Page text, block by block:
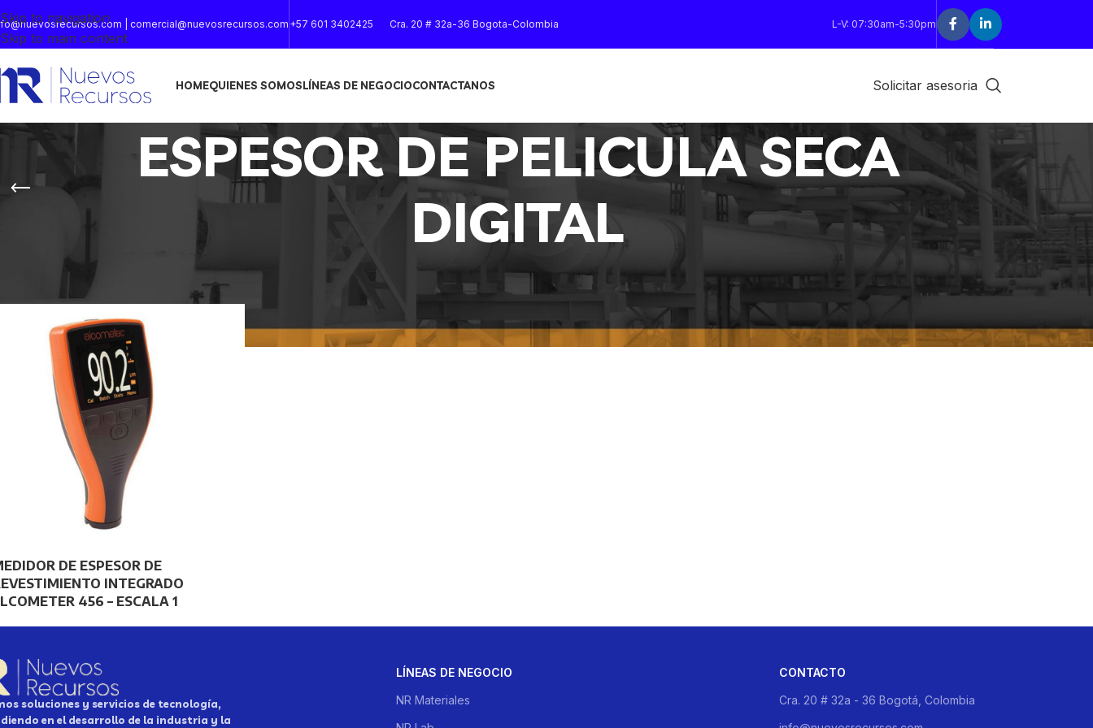
Skip to navigation
Skip to main content
| comercial@nuevosrecursos.com +57 601 3402425 Cra. 20 # 32a-36 Bogota-Colombia L-V: 07:30am-5:30pm
HOMEQUIENES SOMOSLÍNEAS DE NEGOCIOCONTACTANOS Solicitar asesoria
ESPESOR DE PELICULA SECA
DIGITAL
ESPESOR DE PELICULA SECA DIGITAL
DE ESPESOR DE
INTEGRADO
456 – ESCALA 1
soluciones y servicios de tecnología,
en el desarrollo de la industria y la
LÍNEAS DE NEGOCIO
NR Materiales
CONTACTO
Cra. 20 # 32a - 36 Bogotá, Colombia